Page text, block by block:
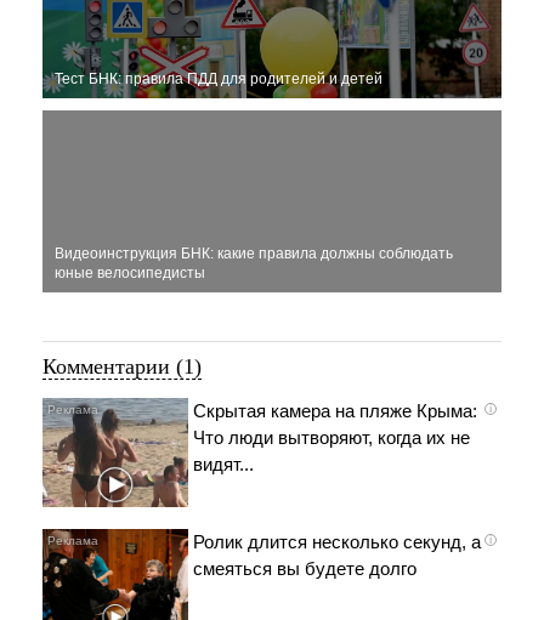
Тест БНК: правила ПДД для родителей и детей
Видеоинструкция БНК: какие правила должны соблюдать
юные велосипедисты
Комментарии (1)
i
Скрытая камера на пляже Крыма:
Что люди вытворяют, когда их не
видят...
i
Ролик длится несколько секунд, а
смеяться вы будете долго